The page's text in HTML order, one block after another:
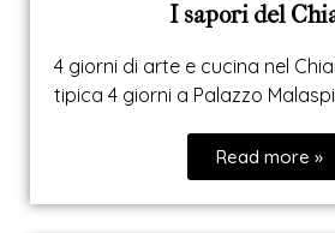
I sapori del
4 giorni di arte e cucina nel
tipica 4 giorni a Palazzo
Read more »